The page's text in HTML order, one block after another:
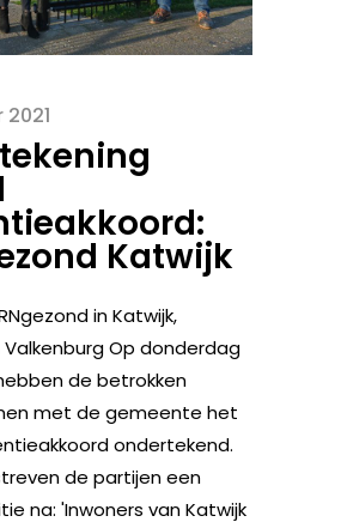
Katwijk
in Katwijk,
Valkenburg Op donderdag
de betrokken
met de gemeente het
ondertekend.
de partijen een
na: 'Inwoners van Katwijk